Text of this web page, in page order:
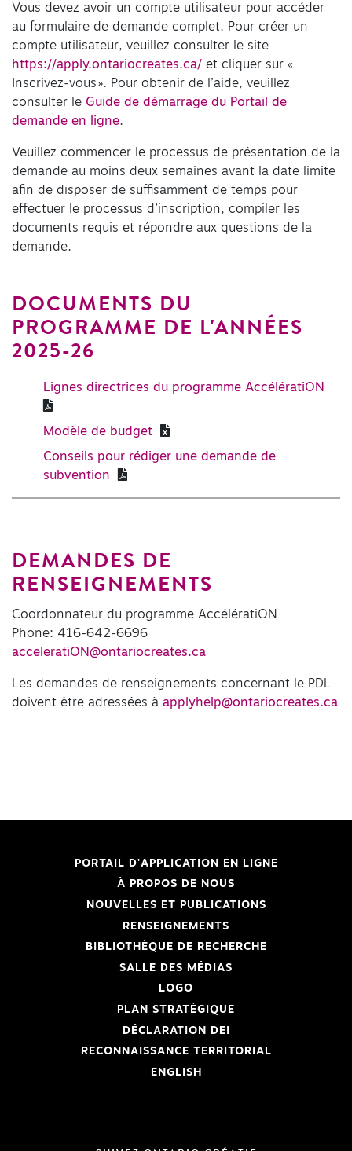
Vous devez avoir un compte utilisateur pour accéder
au formulaire de demande complet. Pour créer un
compte utilisateur, veuillez consulter le site
https://apply.ontariocreates.ca/ et cliquer sur «
Inscrivez-vous ». Pour obtenir de l’aide, veuillez
consulter le Guide de démarrage du Portail de
demande en ligne.
Veuillez commencer le processus de présentation de la
demande au moins deux semaines avant la date limite
afin de disposer de suffisamment de temps pour
effectuer le processus d’inscription, compiler les
documents requis et répondre aux questions de la
demande.
DOCUMENTS DU
PROGRAMME DE L'ANNÉES
2025-26
Lignes directrices du programme AccélératiON
Modèle de budget
Conseils pour rédiger une demande de
subvention
DEMANDES DE
RENSEIGNEMENTS
Coordonnateur du programme AccélératiON
Phone: 416-642-6696
acceleratiON@ontariocreates.ca
Les demandes de renseignements concernant le PDL
doivent être adressées à applyhelp@ontariocreates.ca
PORTAIL D'APPLICATION EN LIGNE
À PROPOS DE NOUS
NOUVELLES ET PUBLICATIONS
RENSEIGNEMENTS
BIBLIOTHÈQUE DE RECHERCHE
SALLE DES MÉDIAS
LOGO
PLAN STRATÉGIQUE
DÉCLARATION DEI
RECONNAISSANCE TERRITORIAL
ENGLISH